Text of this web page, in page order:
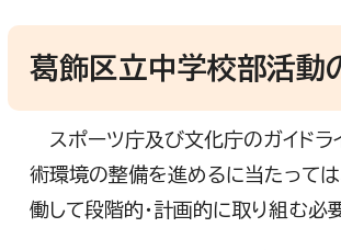
葛飾区立中学校部活動
スポーツ庁及び文化庁のガイドラ
術環境の整備を進めるに当たっては
働して段階的・計画的に取り組む必